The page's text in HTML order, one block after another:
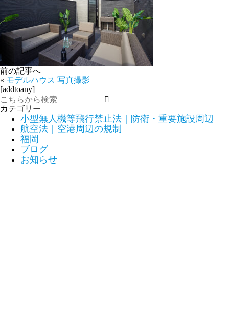
前の記事へ
« モデルハウス 写真撮影
[addtoany]
カテゴリー
小型無人機等飛行禁止法｜防衛・重要施設周辺
航空法｜空港周辺の規制
福岡
ブログ
お知らせ